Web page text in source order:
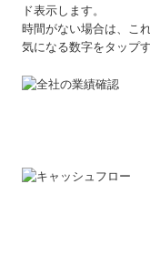
ド表示します。
時間がない場合は、こ
気になる数字をタップ